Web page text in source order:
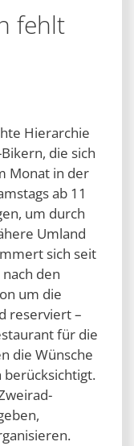
fehlt
Hierarchie
die sich
Monat in der
ab 11
um durch
Umland
sich seit
den
um die
reserviert –
für die
die Wünsche